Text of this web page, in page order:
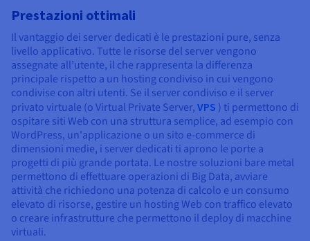
Prestazioni ottimali
Il vantaggio dei server dedicati è le prestazioni pure, senza
livello applicativo. Tutte le risorse del server vengono
assegnate all’utente, il che rappresenta la differenza
principale rispetto a un hosting condiviso in cui vengono
condivise con altri utenti. Se il server condiviso e il server
privato virtuale (o Virtual Private Server, VPS ) ti permettono di
ospitare siti Web con una struttura semplice, ad esempio con
WordPress, un'applicazione o un sito e-commerce di
dimensioni medie, i server dedicati ti aprono le porte a
progetti di più grande portata. Le nostre soluzioni bare metal
permettono di effettuare operazioni di Big Data, avviare
attività che richiedono una potenza di calcolo e un consumo
elevato di risorse, gestire un hosting Web con traffico elevato
o creare infrastrutture che permettono il deploy di macchine
virtuali.